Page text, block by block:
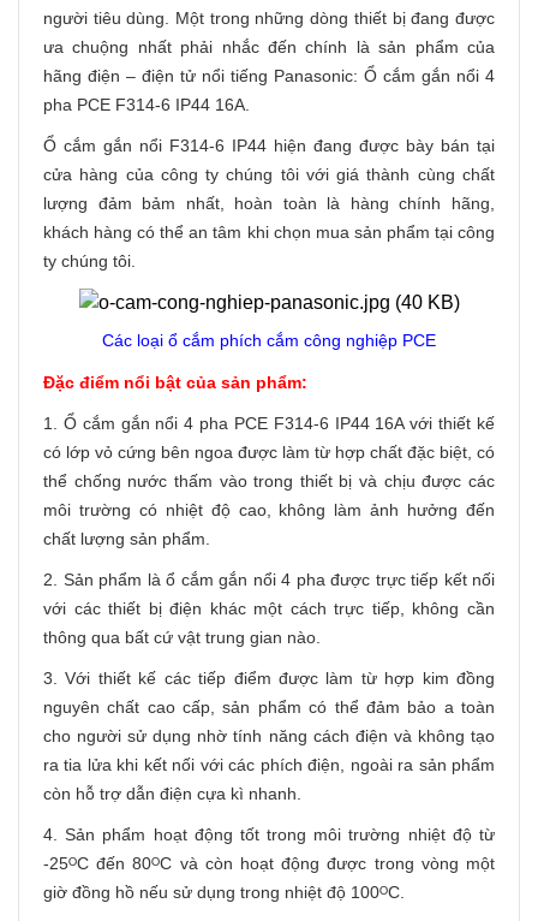
người tiêu dùng. Một trong những dòng thiết bị đang được
ưa chuộng nhất phải nhắc đến chính là sản phẩm của
hãng điện – điện tử nổi tiếng Panasonic: Ổ cắm gắn nổi 4
pha PCE F314-6 IP44 16A.
Ổ cắm gắn nổi F314-6 IP44 hiện đang được bày bán tại
cửa hàng của công ty chúng tôi với giá thành cùng chất
lượng đảm bảm nhất, hoàn toàn là hàng chính hãng,
khách hàng có thể an tâm khi chọn mua sản phẩm tại công
ty chúng tôi.
Các loại ổ cắm phích cắm công nghiệp PCE
Đặc điểm nổi bật của sản phẩm:
1. Ổ cắm gắn nổi 4 pha PCE F314-6 IP44 16A với thiết kế
có lớp vỏ cứng bên ngoa được làm từ hợp chất đặc biệt, có
thể chống nước thấm vào trong thiết bị và chịu được các
môi trường có nhiệt độ cao, không làm ảnh hưởng đến
chất lượng sản phẩm.
2. Sản phẩm là ổ cắm gắn nổi 4 pha được trực tiếp kết nối
với các thiết bị điện khác một cách trực tiếp, không cần
thông qua bất cứ vật trung gian nào.
3. Với thiết kế các tiếp điểm được làm từ hợp kim đồng
nguyên chất cao cấp, sản phẩm có thể đảm bảo a toàn
cho người sử dụng nhờ tính năng cách điện và không tạo
ra tia lửa khi kết nối với các phích điện, ngoài ra sản phẩm
còn hỗ trợ dẫn điện cựa kì nhanh.
4. Sản phẩm hoạt động tốt trong môi trường nhiệt độ từ
-25ᴼC đến 80ᴼC và còn hoạt động được trong vòng một
giờ đồng hồ nếu sử dụng trong nhiệt độ 100ᴼC.